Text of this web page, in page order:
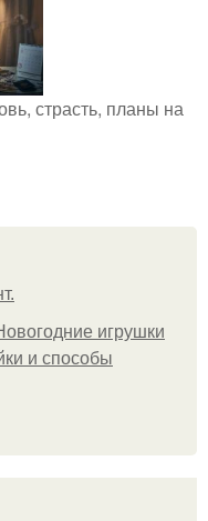
страсть, планы на
игрушки
и способы